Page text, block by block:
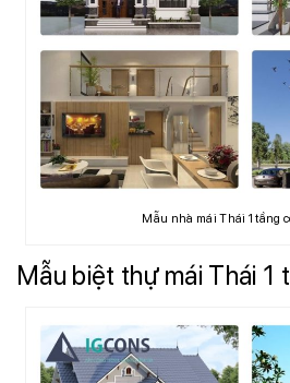
Mẫu nhà mái Thái 1 tầng
Mẫu biệt thự mái Thái 1